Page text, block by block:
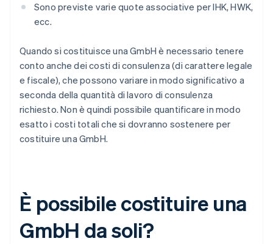
Sono previste varie quote associative per IHK, HWK,
ecc.
Quando si costituisce una GmbH è necessario tenere
conto anche dei costi di consulenza (di carattere legale
e fiscale), che possono variare in modo significativo a
seconda della quantità di lavoro di consulenza
richiesto. Non è quindi possibile quantificare in modo
esatto i costi totali che si dovranno sostenere per
costituire una GmbH.
È possibile costituire una
GmbH da soli?